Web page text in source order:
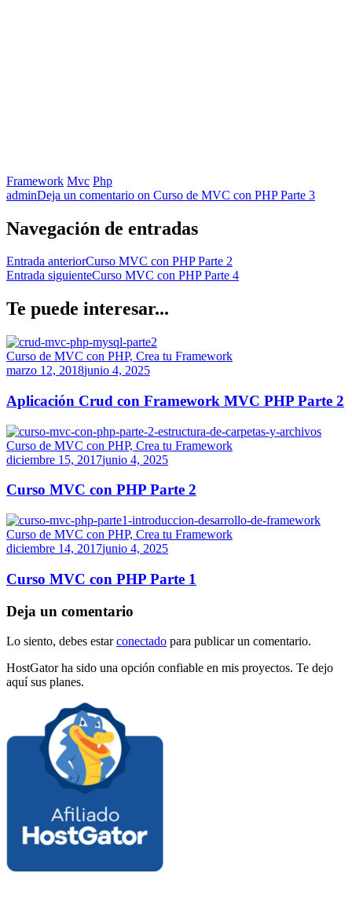
Framework Mvc Php
adminDeja un comentario on Curso de MVC con PHP Parte 3
Navegación de entradas
Entrada anteriorCurso MVC con PHP Parte 2
Entrada siguienteCurso MVC con PHP Parte 4
Te puede interesar...
Curso de MVC con PHP, Crea tu Framework
marzo 12, 2018junio 4, 2025
Aplicación Crud con Framework MVC PHP Parte 2
Curso de MVC con PHP, Crea tu Framework
diciembre 15, 2017junio 4, 2025
Curso MVC con PHP Parte 2
Curso de MVC con PHP, Crea tu Framework
diciembre 14, 2017junio 4, 2025
Curso MVC con PHP Parte 1
Deja un comentario
Lo siento, debes estarconectado para publicar un comentario.
HostGator ha sido una opción confiable en mis proyectos. Te dejo
aquí sus planes.